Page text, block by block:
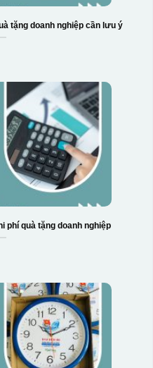
tặng doanh nghiệp cần lưu ý
phí quà tặng doanh nghiệp